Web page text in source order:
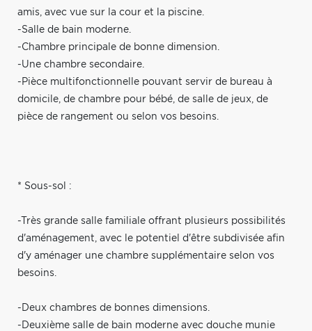
amis, avec vue sur la cour et la piscine.
-Salle de bain moderne.
-Chambre principale de bonne dimension.
-Une chambre secondaire.
-Pièce multifonctionnelle pouvant servir de bureau à
domicile, de chambre pour bébé, de salle de jeux, de
pièce de rangement ou selon vos besoins.
* Sous-sol :
-Très grande salle familiale offrant plusieurs possibilités
d'aménagement, avec le potentiel d'être subdivisée afin
d'y aménager une chambre supplémentaire selon vos
besoins.
-Deux chambres de bonnes dimensions.
-Deuxième salle de bain moderne avec douche munie